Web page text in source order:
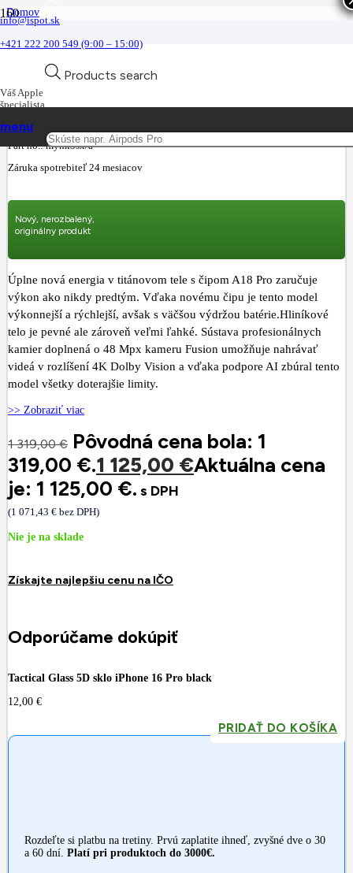
info@ispot.sk
+421 222 200 549 (9:00 – 15:00)
Váš Apple
špecialista
Products search
menu
Domov
iPhone
iPhone 16 Pro
Apple iPhone 16 Pro 256GB Desert Titanium
Apple iPhone 16 Pro 256GB Desert
Titanium
Part no.:mynk3sx/a
Záruka spotrebiteľ 24 mesiacov
Nový, nerozbalený,
originálny produkt
Úplne nová energia v titánovom tele s čipom A18 Pro zaručuje
výkon ako nikdy predtým. Vďaka novému čipu je tento model
výkonnejší a rýchlejší, avšak s väčšou výdržou batérie.Hliníkové
telo je pevné ale zároveň veľmi ľahké. Sústava profesionálnych
kamier doplnená o 48 Mpx kameru Fusion umožňuje nahrávať
videá v rozlíšení 4K Dolby Vision a vďaka podpore AI zbúral tento
model všetky doterajšie limity.
>> Zobraziť viac
1 319,00€ Pôvodná cena bola: 1
319,00 €.1 125,00 €Aktuálna cena
je: 1 125,00 €. s DPH
(1 071,43 € bez DPH)
Nie je na sklade
Získajte najlepšiu cenu na IČO
Odporúčame dokúpiť
Tactical Glass 5D sklo iPhone 16 Pro black
12,00 €
PRIDAŤ DO KOŠÍKA
Rozdeľte si platbu na tretiny. Prvú zaplatite ihneď, zvyšné dve o 30
a 60 dní. Platí pri produktoch do 3000€.